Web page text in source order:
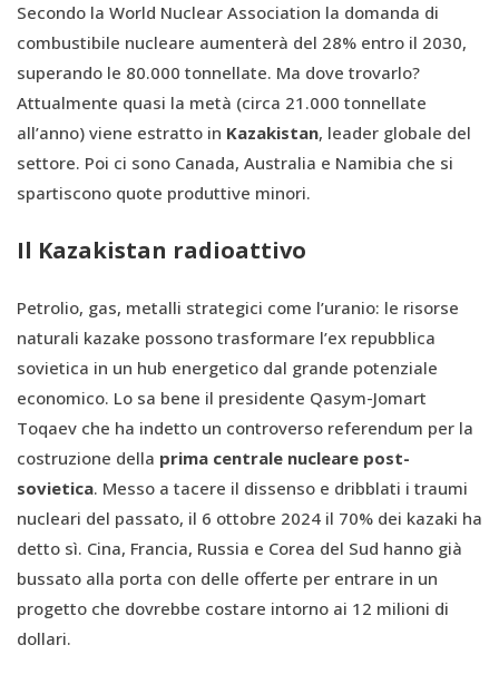
Secondo la World Nuclear Association la domanda di
combustibile nucleare aumenterà del 28% entro il 2030,
superando le 80.000 tonnellate. Ma dove trovarlo?
Attualmente quasi la metà (circa 21.000 tonnellate
all’anno) viene estratto in Kazakistan, leader globale del
settore. Poi ci sono Canada, Australia e Namibia che si
spartiscono quote produttive minori.
Il Kazakistan radioattivo
Petrolio, gas, metalli strategici come l’uranio: le risorse
naturali kazake possono trasformare l’ex repubblica
sovietica in un hub energetico dal grande potenziale
economico. Lo sa bene il presidente Qasym-Jomart
Toqaev che ha indetto un controverso referendum per la
costruzione della prima centrale nucleare post-
sovietica. Messo a tacere il dissenso e dribblati i traumi
nucleari del passato, il 6 ottobre 2024 il 70% dei kazaki ha
detto sì. Cina, Francia, Russia e Corea del Sud hanno già
bussato alla porta con delle offerte per entrare in un
progetto che dovrebbe costare intorno ai 12 milioni di
dollari.